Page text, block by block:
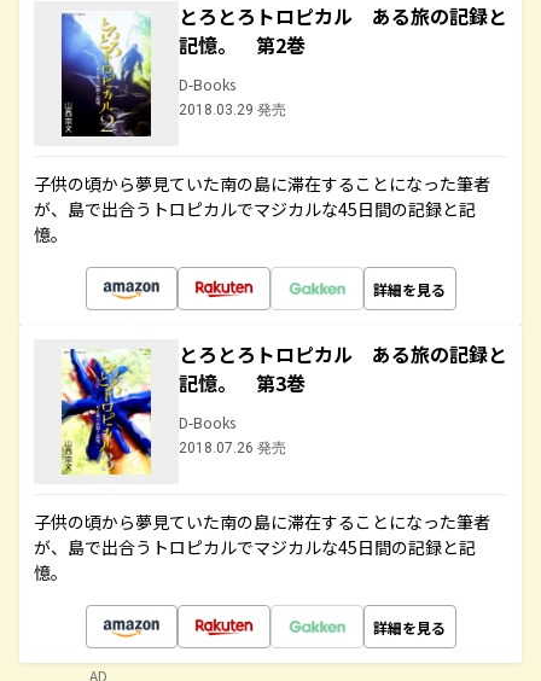
とろとろトロピカル ある旅の記録と
記憶。 第2巻
D-Books
2018.03.29 発売
子供の頃から夢見ていた南の島に滞在することになった筆者
が、島で出合うトロピカルでマジカルな45日間の記録と記
憶。
詳細を見る
とろとろトロピカル ある旅の記録と
記憶。 第3巻
D-Books
2018.07.26 発売
子供の頃から夢見ていた南の島に滞在することになった筆者
が、島で出合うトロピカルでマジカルな45日間の記録と記
憶。
詳細を見る
AD